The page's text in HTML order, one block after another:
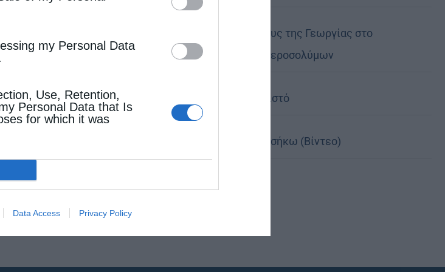
my Personal Data
Use, Retention,
Personal Data that Is
for which it was
Data Access Privacy Policy
Ο νέος Πρέσβυς της Γεωργίας στο
Πατριαρχείο Ιεροσολύμων
Χωρίς τον Χριστό
Κι αν έπεσες, σήκω (Βίντεο)